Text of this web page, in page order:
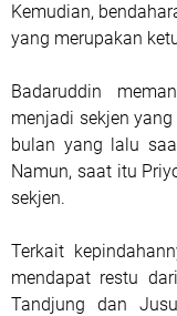
Kemudian,
yang merupakan
Badaruddin
menjadi sekjen
bulan yang lalu
Namun, saat itu
sekjen.
Terkait
mendapat restu
Tandjung dan